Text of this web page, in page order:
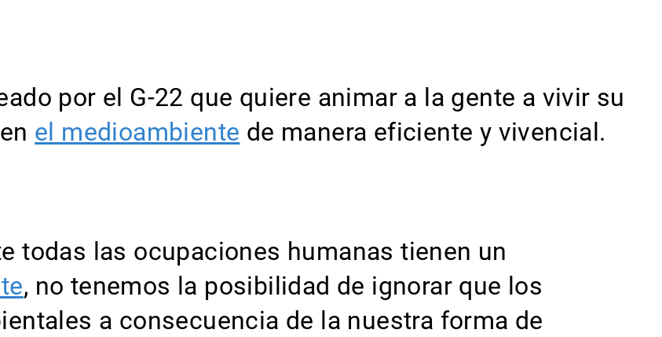
por el G-22 que quiere animar a la gente a vivir su
el medioambiente de manera eficiente y vivencial.
todas las ocupaciones humanas tienen un
, no tenemos la posibilidad de ignorar que los
a consecuencia de la nuestra forma de